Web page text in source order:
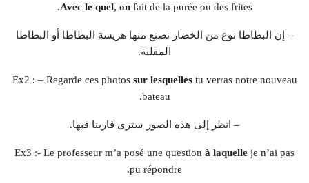
Avec le quel, onfait de la purée ou des frites.
– إن البطاطا نوع من الخضار نصنع منها هريسة البطاطا أو البطاطا
المقلية.
Ex2 : – Regarde ces photos sur lesquelles tu verras notre nouveau
bateau.
– انظر إلى هذه الصور سترى قاربنا فيها.
Ex3 :- Le professeur m’a posé une question à laquelle je n’ai pas
pu répondre.